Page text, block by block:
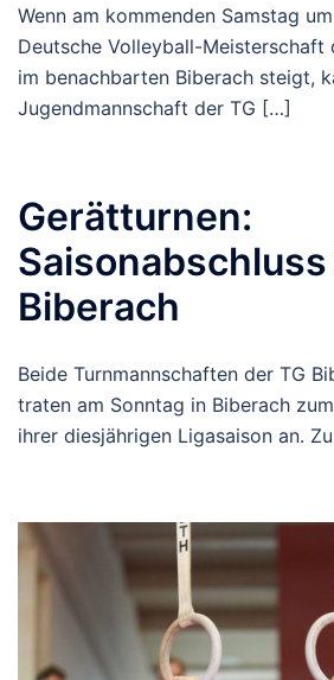
Wenn am kommenden Samstag
Deutsche Volleyball-Meisterschaft
im benachbarten Biberach steigt,
Jugendmannschaft der TG […]
Gerätturnen:
Saisonabschluss
Biberach
Beide Turnmannschaften der TG
traten am Sonntag in Biberach
ihrer diesjährigen Ligasaison an.